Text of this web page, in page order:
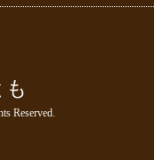
Reserved.